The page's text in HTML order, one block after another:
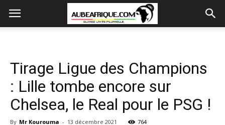
Tirage Ligue des Champions
: Lille tombe encore sur
Chelsea, le Real pour le PSG !
By Mr Kourouma - 13 décembre 2021 764